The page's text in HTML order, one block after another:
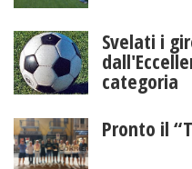
Svelati i
categoria
Pronto il